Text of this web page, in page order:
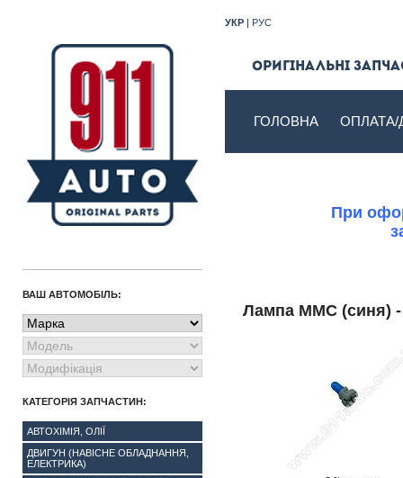
УКР | РУС
Оригінальні
ГОЛОВНА ОПЛАТА/
При
Лампа MMC (синя)
ВАШ АВТОМОБІЛЬ:
КАТЕГОРІЯ ЗАПЧАСТИН:
АВТОХІМІЯ, ОЛІЇ
ДВИГУН (НАВІСНЕ ОБЛАДНАННЯ,
ЕЛЕКТРИКА)